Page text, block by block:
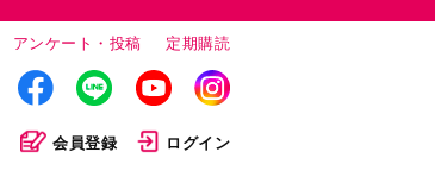
アンケート・投稿 定期購読
会員登録 ログイン